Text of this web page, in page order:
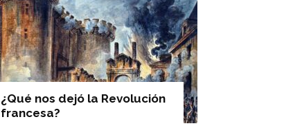
¿Qué nos dejó la Revolución
francesa?